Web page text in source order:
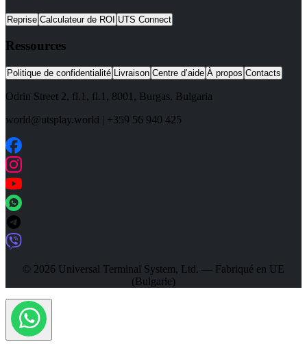
Reprise Calculateur de ROI UTS Connect
Ressources
Politique de confidentialité Livraison Centre d’aide À propos Contacts
Odrin Street 2, fl.1 , fl.1, 8001 , Burgas, Bulgaria
world@utsplay.world | +359 56 940 425
© 2026 Universal Terminal System, Ltd. — Fabriqué en UE
(Bulgarie)